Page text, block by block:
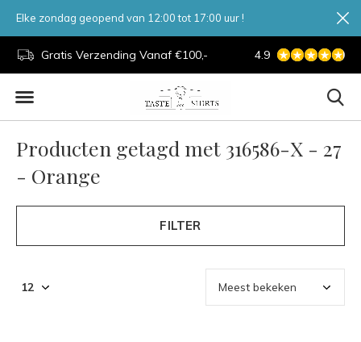
Gratis Verzending Vanaf €100,- 7 Dagen Per
4.9
Elke zondag geopend van 12:00 tot 17:00 uur !
Producten getagd met 316586-X - 27
- Orange
FILTER